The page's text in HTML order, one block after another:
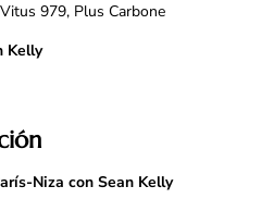
Vitus 979, Plus Carbone
Kelly
Niza con Sean Kelly